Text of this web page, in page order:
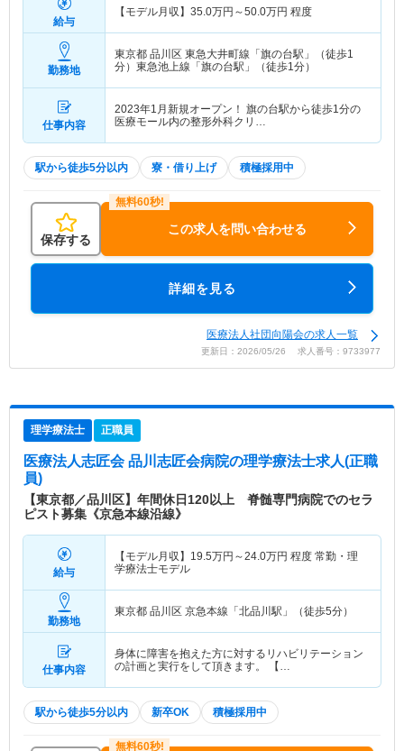
給与
【モデル月収】 35.0万円～50.0万円 程度
勤務地
東京都 品川区 東急大井町線「旗の台駅」（徒歩1
分）東急池上線「旗の台駅」（徒歩1分）
仕事内容
2023年1月新規オープン！ 旗の台駅から徒歩1分の
医療モール内の整形外科クリ…
駅から徒歩5分以内 寮・借り上げ 積極採用中
保存する
この求人を問い合わせる
詳細を見る
医療法人社団向陽会の求人一覧
更新日：2026/05/26 求人番号：9733977
理学療法士 正職員
医療法人志匠会 品川志匠会病院の理学療法士求人(正職
員)
【東京都／品川区】年間休日120以上 脊髄専門病院でのセラ
ピスト募集《京急本線沿線》
給与
【モデル月収】 19.5万円～24.0万円 程度 常勤・理
学療法士モデル
勤務地
東京都 品川区 京急本線「北品川駅」（徒歩5分）
仕事内容
身体に障害を抱えた方に対するリハビリテーション
の計画と実行をして頂きます。 【…
駅から徒歩5分以内 新卒OK 積極採用中